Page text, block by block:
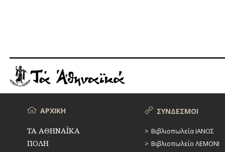
ΥΠΟΝΟΜΟΙ
ΦΥΛΑΚΕΣ
ΦΩΤΙΣΜΟΣ
ΨΥΧΑΓΩΓΙΑ
ΜενούΑΡΧΙΚΗ
ΤΑ ΑΘΗΝΑΪΚΑ
ΠΟΛΗ
ΣΥΝΔΕΣΜΟΙ
Βιβλιοπωλεία ΙΑΝΟΣ
Βιβλιοπωλείο ΛΕΜΟΝΙ